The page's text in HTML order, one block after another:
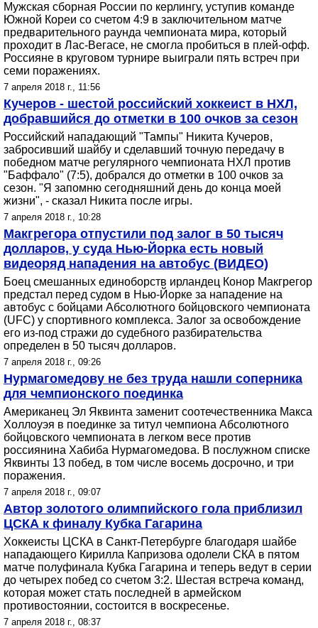
Мужская сборная России по керлингу, уступив команде
Южной Кореи со счетом 4:9 в заключительном матче
предварительного раунда чемпионата мира, который
проходит в Лас-Вегасе, не смогла пробиться в плей-офф.
Россияне в круговом турнире выиграли пять встреч при
семи поражениях.
7 апреля 2018 г., 11:56
Кучеров - шестой российский хоккеист в НХЛ,
добравшийся до отметки в 100 очков за сезон
Российский нападающий "Тампы" Никита Кучеров,
забросивший шайбу и сделавший точную передачу в
победном матче регулярного чемпионата НХЛ против
"Баффало" (7:5), добрался до отметки в 100 очков за
сезон. "Я запомню сегодняшний день до конца моей
жизни", - сказал Никита после игры.
7 апреля 2018 г., 10:28
Макгрегора отпустили под залог в 50 тысяч
долларов, у суда Нью-Йорка есть новый
видеоряд нападения на автобус (ВИДЕО)
Боец смешанных единоборств ирландец Конор Макгрегор
предстал перед судом в Нью-Йорке за нападение на
автобус с бойцами Абсолютного бойцовского чемпионата
(UFC) у спортивного комплекса. Залог за освобождение
его из-под стражи до судебного разбирательства
определен в 50 тысяч долларов.
7 апреля 2018 г., 09:26
Нурмагомедову не без труда нашли соперника
для чемпионского поединка
Американец Эл Яквинта заменит соотечественника Макса
Холлоуэя в поединке за титул чемпиона Абсолютного
бойцовского чемпионата в легком весе против
россиянина Хабиба Нурмагомедова. В послужном списке
Яквинты 13 побед, в том числе восемь досрочно, и три
поражения.
7 апреля 2018 г., 09:07
Автор золотого олимпийского гола приблизил
ЦСКА к финалу Кубка Гагарина
Хоккеисты ЦСКА в Санкт-Петербурге благодаря шайбе
нападающего Кирилла Капризова одолели СКА в пятом
матче полуфинала Кубка Гагарина и теперь ведут в серии
до четырех побед со счетом 3:2. Шестая встреча команд,
которая может стать последней в армейском
противостоянии, состоится в воскресенье.
7 апреля 2018 г., 08:37